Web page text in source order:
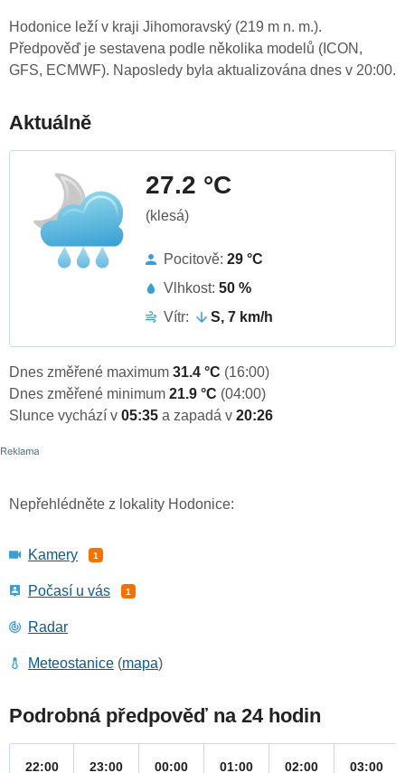
Hodonice leží v kraji Jihomoravský (219 m n. m.).
Předpověď je sestavena podle několika modelů (ICON,
GFS, ECMWF). Naposledy byla aktualizována dnes v 20:00.
Aktuálně
27.2 °C
(klesá)
Pocitově: 29 °C
Vlhkost: 50 %
Vítr:
S, 7 km/h
Dnes změřené maximum 31.4 °C (16:00)
Dnes změřené minimum 21.9 °C (04:00)
Slunce vychází v 05:35 a zapadá v 20:26
Nepřehlédněte z lokality Hodonice:
Kamery 1
Počasí u vás 1
Radar
Meteostanice (mapa)
Podrobná předpověď na 24 hodin
22:00 23:00 00:00 01:00 02:00 03:00